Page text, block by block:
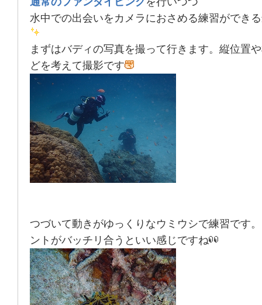
水中での出会いをカメラにおさめる練習ができ
まずはバディの写真を撮って行きます。縦位置
どを考えて撮影です
つづいて動きがゆっくりなウミウシで練習です
ントがバッチリ合うといい感じですね